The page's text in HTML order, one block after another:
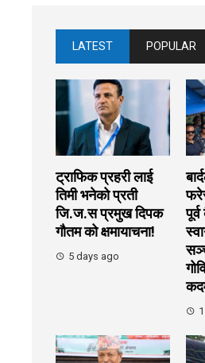
LATEST POPULAR
ट्राफिक प्रहरी लाई
तिमी भनेको प्रती
जि.ज.स प्रमुख दिपक
गौतम को क्षमायाचना!
5 days ago